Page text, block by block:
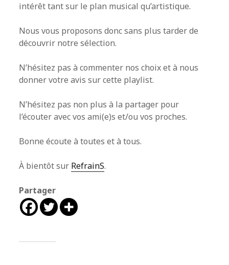
intérêt tant sur le plan musical qu’artistique.
Nous vous proposons donc sans plus tarder de
découvrir notre sélection.
N’hésitez pas à commenter nos choix et à nous
donner votre avis sur cette playlist.
N’hésitez pas non plus à la partager pour
l’écouter avec vos ami(e)s et/ou vos proches.
Bonne écoute à toutes et à tous.
À bientôt sur RefrainS.
Partager